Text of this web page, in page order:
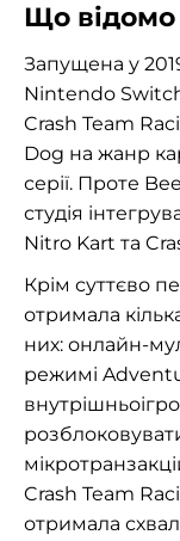
Що відомо
Запущена у
Nintendo
Crash Team
Dog на жанр
серії. Проте
студія
Nitro Kart та
Крім суттєво
отримала
них: онлайн-
режимі
Crash Team
отримала